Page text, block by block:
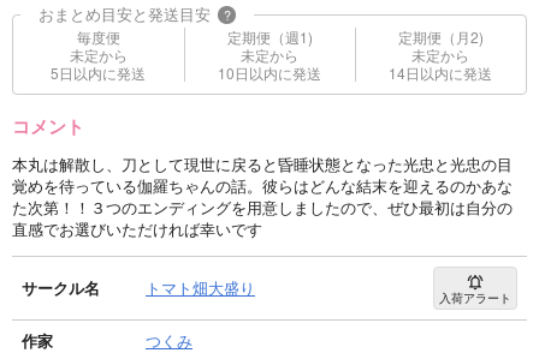
おまとめ目安と発送目安 ?
毎度便
未定から
5日以内に発送
定期便（週1)
未定から
10日以内に発送
定期便（月2)
未定から
14日以内に発送
コメント
本丸は解散し、刀として現世に戻ると昏睡状態となった光忠と光忠の目
覚めを待っている伽羅ちゃんの話。彼らはどんな結末を迎えるのかあな
た次第！！３つのエンディングを用意しましたので、ぜひ最初は自分の
直感でお選びいただければ幸いです
サークル名 トマト畑大盛り 入荷アラート
作家
つくみ